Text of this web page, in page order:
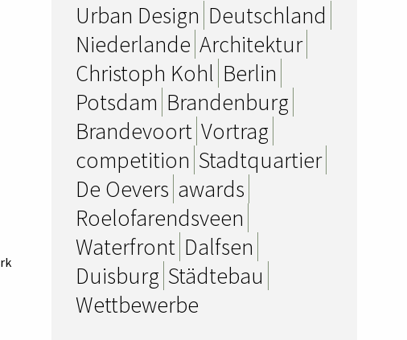
Urban Design Deutschland
Niederlande Architektur
Christoph Kohl Berlin
Potsdam Brandenburg
Brandevoort Vortrag
competition Stadtquartier
De Oevers awards
Roelofarendsveen
Waterfront Dalfsen
Duisburg Städtebau
Wettbewerbe